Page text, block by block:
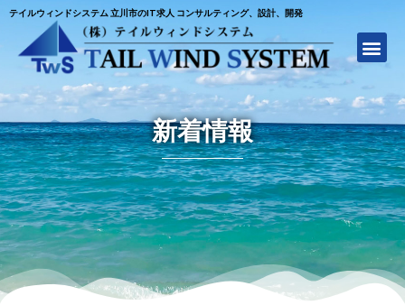
テイルウィンドシステム 立川市のIT求人 コンサルティング、設計、開発
新着情報